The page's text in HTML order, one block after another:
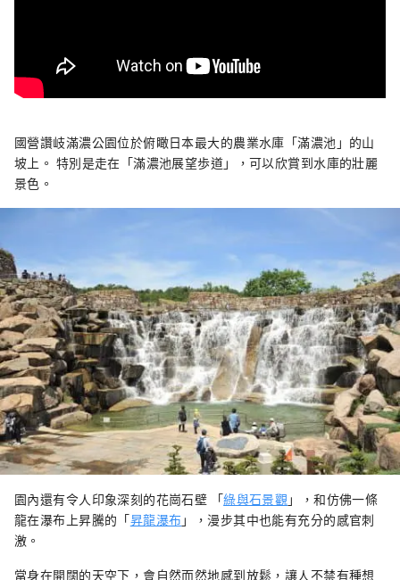
國營讚岐滿濃公園位於俯瞰日本最大的農業水庫「滿濃池」的山
坡上。 特別是走在「滿濃池展望歩道」，可以欣賞到水庫的壯麗
景色。
園內還有令人印象深刻的花崗石壁 「綠與石景觀 」，和仿佛一條
龍在瀑布上昇騰的「昇龍瀑布」，漫步其中也能有充分的感官刺
激。
當身在開闊的天空下，會自然而然地感到放鬆，讓人不禁有種想